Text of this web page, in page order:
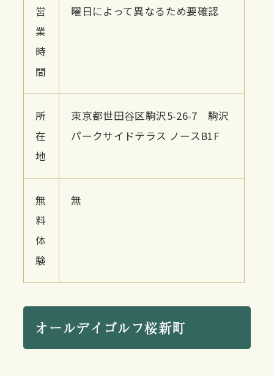
営
業
時
間
曜日によって異なるため要確認
所
在
地
東京都世田谷区駒沢5-26-7 駒沢
パークサイドテラス ノースB1F
無
料
体
験
無
オールデイゴルフ桜新町